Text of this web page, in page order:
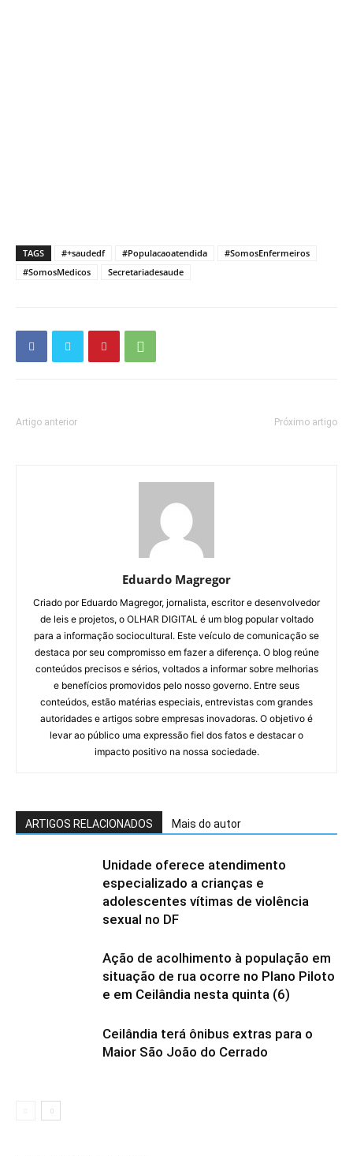
TAGS #+saudedf #Populacaoatendida
#SomosEnfermeiros
#SomosMedicos
Secretariadesaude
Artigo anterior Próximo artigo
Eduardo Magregor
Criado por Eduardo Magregor, jornalista, escritor e desenvolvedor
de leis e projetos, o OLHAR DIGITAL é um blog popular voltado
para a informação sociocultural. Este veículo de comunicação se
destaca por seu compromisso em fazer a diferença. O blog reúne
conteúdos precisos e sérios, voltados a informar sobre melhorias
e benefícios promovidos pelo nosso governo. Entre seus
conteúdos, estão matérias especiais, entrevistas com grandes
autoridades e artigos sobre empresas inovadoras. O objetivo é
levar ao público uma expressão fiel dos fatos e destacar o
impacto positivo na nossa sociedade.
ARTIGOS RELACIONADOS Mais do autor
Unidade oferece atendimento
especializado a crianças e
adolescentes vítimas de violência
sexual no DF
Ação de acolhimento à população em
situação de rua ocorre no Plano Piloto
e em Ceilândia nesta quinta (6)
Ceilândia terá ônibus extras para o
Maior São João do Cerrado